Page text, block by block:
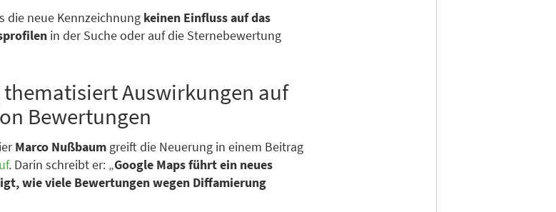
die neue Kennzeichnung keinen Einfluss auf das
in der Suche oder auf die Sternebewertung
Auswirkungen auf
Bewertungen
Marco Nußbaum greift die Neuerung in einem Beitrag
. Darin schreibt er: „Google Maps führt ein neues
wie viele Bewertungen wegen Diffamierung